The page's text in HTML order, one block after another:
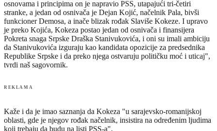
osnovama i principima on je napravio PSS, utapajući tri-četiri
stranke, a jedan od osnivača je Dejan Kojić, načelnik Pala, bivši
funkcioner Demosa, a inače blizak rođak Slaviše Kokeze. I upravo
je preko Kojića, Kokeza postao jedan od osnivača i finansijera
Pokreta snaga Srpske Draška Stanivukovića, i oni su imali ambiciju
da Stanivukovića izguraju kao kandidata opozicije za predsednika
Republike Srpske i da preko njega ostvaruju političku moć i uticaj",
tvrdi naš sagovornik.
REKLAMA
Kaže i da je imao saznanja da Kokeza "u sarajevsko-romanijskoj
oblasti, gde je njegov rođak načelnik, insistira na određenim ljudima
koji trebaju da budu na listi PSS-a".